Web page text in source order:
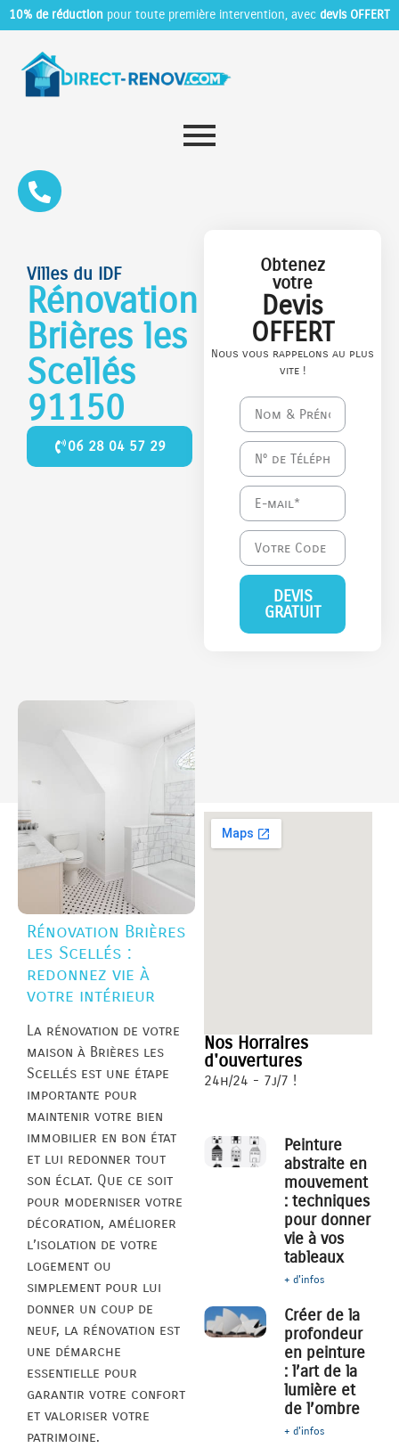
10% de réduction pour toute première intervention, avec devis OFFERT
Villes du IDF
Rénovation
Brières les
Scellés
91150
06 28 04 57 29
Obtenez
votre
Devis
OFFERT
Nous vous rappelons au plus
vite !
DEVIS
GRATUIT
Rénovation Brières
les Scellés :
redonnez vie à
votre intérieur
La rénovation de votre
maison à Brières les
Scellés est une étape
importante pour
maintenir votre bien
immobilier en bon état
et lui redonner tout
son éclat. Que ce soit
pour moderniser votre
décoration, améliorer
l’isolation de votre
logement ou
simplement pour lui
donner un coup de
neuf, la rénovation est
une démarche
essentielle pour
garantir votre confort
et valoriser votre
patrimoine.
Nos Horraires
d'ouvertures
24h/24 - 7j/7 !
Peinture
abstraite en
mouvement
: techniques
pour donner
vie à vos
tableaux
+ d'infos
Créer de la
profondeur
en peinture
: l’art de la
lumière et
de l’ombre
+ d'infos